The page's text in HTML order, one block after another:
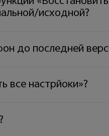
исходной?
до последней
все настрйоки»?